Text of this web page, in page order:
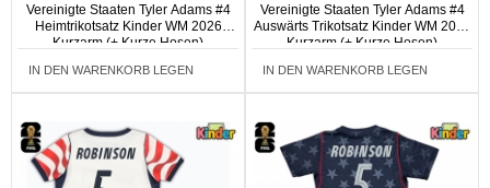
Vereinigte Staaten Tyler Adams #4
Heimtrikotsatz Kinder WM 2026
Kurzarm (+ Kurze Hosen)
IN DEN WARENKORB LEGEN
Vereinigte Staaten Tyler Adams #4
Auswärts Trikotsatz Kinder WM 2026
Kurzarm (+ Kurze Hosen)
IN DEN WARENKORB LEGEN